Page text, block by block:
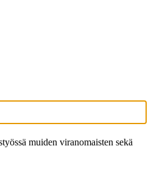
muiden viranomaisten sekä